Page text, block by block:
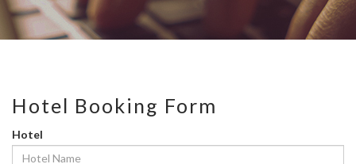
Hotel Booking Form
Hotel